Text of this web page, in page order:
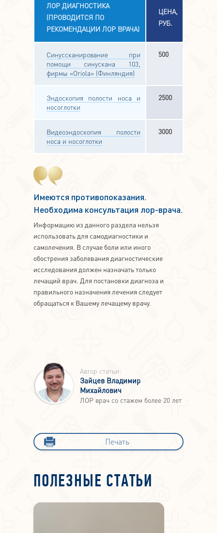
ЛОР ДИАГНОСТИКА
(ПРОВОДИТСЯ ПО
РЕКОМЕНДАЦИИ ЛОР ВРАЧА)
ЦЕНА,
РУБ.
Синуссканирование при
помощи синускана 103,
фирмы «Oriola» (Финляндия)
500
Эндоскопия полости носа и
носоглотки
2500
Видеоэндоскопия полости
носа и носоглотки
3000
Имеются противопоказания.
Необходима консультация лор-врача.
Информацию из данного раздела нельзя
использовать для самодиагностики и
самолечения. В случае боли или иного
обострения заболевания диагностические
исследования должен назначать только
лечащий врач. Для постановки диагноза и
правильного назначения лечения следует
обращаться к Вашему лечащему врачу.
Автор статьи:
Зайцев Владимир
Михайлович
ЛОР врач со стажем более 20 лет
Печать
ПОЛЕЗНЫЕ СТАТЬИ